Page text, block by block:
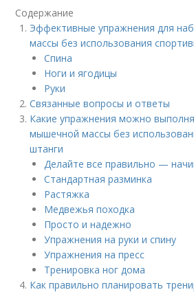
Содержание
Эффективные упражнения для
массы без использования
Спина
Ноги и ягодицы
Руки
Связанные вопросы и ответы
Какие упражнения можно
мышечной массы без
штанги
Делайте все правильно —
Стандартная разминка
Растяжка
Медвежья походка
Просто и надежно
Упражнения на руки и спину
Упражнения на пресс
Тренировка ног дома
Как правильно планировать